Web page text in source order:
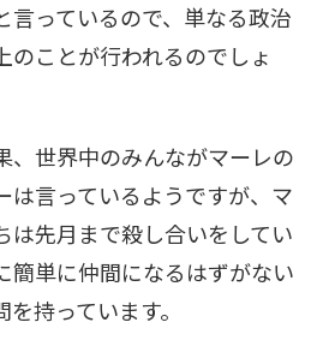
言っているので、単なる政治
のことが行われるのでしょ
、世界中のみんながマーレの
は言っているようですが、マ
は先月まで殺し合いをしてい
簡単に仲間になるはずがない
持っています。